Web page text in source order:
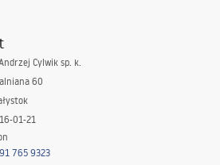
Cylwik sp. k.
60
01-21
765 9323